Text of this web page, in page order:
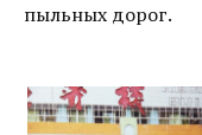
пыльных дорог.